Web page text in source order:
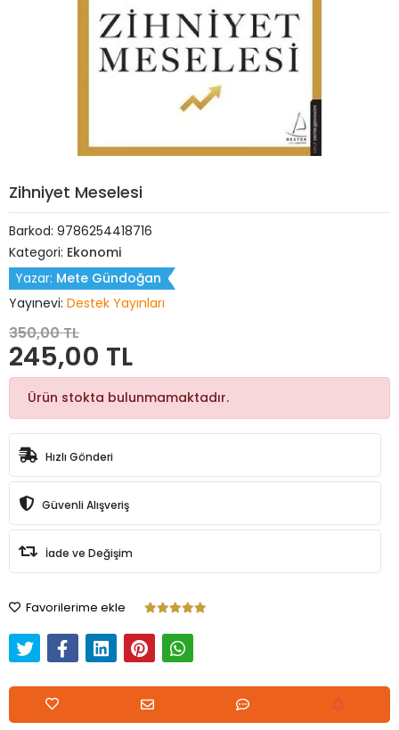
Zihniyet Meselesi
Barkod: 9786254418716
Kategori: Ekonomi
Yazar: Mete Gündoğan
Yayınevi: Destek Yayınları
350,00 TL
245,00 TL
Ürün stokta bulunmamaktadır.
Hızlı Gönderi
Güvenli Alışveriş
İade ve Değişim
Favorilerime ekle